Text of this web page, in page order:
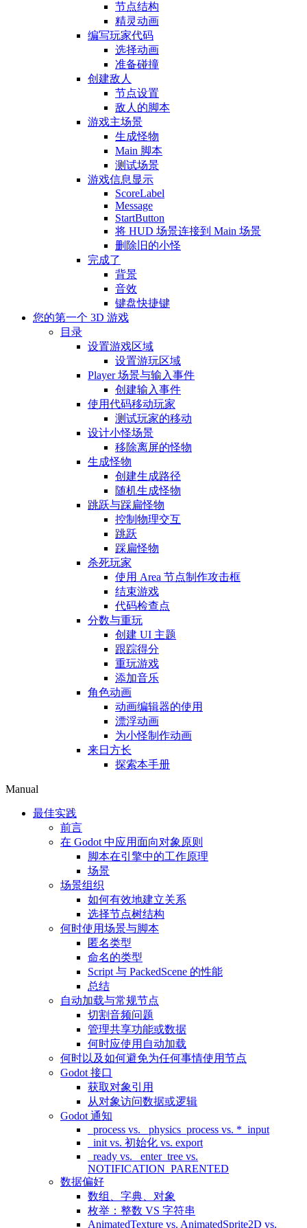
节点结构
精灵动画
编写玩家代码
选择动画
准备碰撞
创建敌人
节点设置
敌人的脚本
游戏主场景
生成怪物
Main 脚本
测试场景
游戏信息显示
ScoreLabel
Message
StartButton
将 HUD 场景连接到 Main 场景
删除旧的小怪
完成了
背景
音效
键盘快捷键
您的第一个 3D 游戏
目录
设置游戏区域
设置游玩区域
Player 场景与输入事件
创建输入事件
使用代码移动玩家
测试玩家的移动
设计小怪场景
移除离屏的怪物
生成怪物
创建生成路径
随机生成怪物
跳跃与踩扁怪物
控制物理交互
跳跃
踩扁怪物
杀死玩家
使用 Area 节点制作攻击框
结束游戏
代码检查点
分数与重玩
创建 UI 主题
跟踪得分
重玩游戏
添加音乐
角色动画
动画编辑器的使用
漂浮动画
为小怪制作动画
来日方长
探索本手册
Manual
最佳实践
前言
在 Godot 中应用面向对象原则
脚本在引擎中的工作原理
场景
场景组织
如何有效地建立关系
选择节点树结构
何时使用场景与脚本
匿名类型
命名的类型
Script 与 PackedScene 的性能
总结
自动加载与常规节点
切割音频问题
管理共享功能或数据
何时应使用自动加载
何时以及如何避免为任何事情使用节点
Godot 接口
获取对象引用
从对象访问数据或逻辑
Godot 通知
_process vs. _physics_process vs. *_input
_init vs. 初始化 vs. export
_ready vs. _enter_tree vs.
NOTIFICATION_PARENTED
数据偏好
数组、字典、对象
枚举：整数 VS 字符串
AnimatedTexture vs. AnimatedSprite2D vs.